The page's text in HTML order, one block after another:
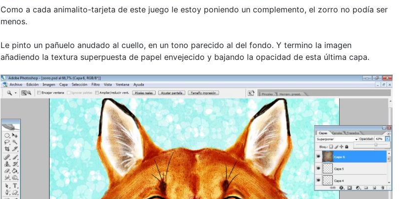
Como a cada animalito-tarjeta de este juego le estoy poniendo un complemento, el zorro no podía ser
menos.
Le pinto un pañuelo anudado al cuello, en un tono parecido al del fondo. Y termino la imagen
añadiendo la textura superpuesta de papel envejecido y bajando la opacidad de esta última capa.